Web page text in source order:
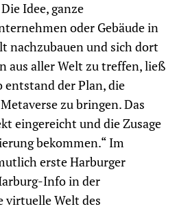
Idee, ganze
oder Gebäude in
nachzubauen und sich dort
aus aller Welt zu treffen, ließ
entstand der Plan, die
zu bringen. Das
eingereicht und die Zusage
bekommen.“ Im
erste Harburger
Info in der
virtuelle Welt des